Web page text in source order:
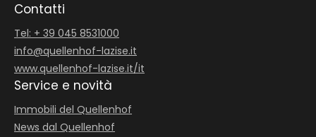
Contatti
Tel: + 39 045 8531000
info@quellenhof-lazise.it
www.quellenhof-lazise.it/it
Service e novità
Immobili del Quellenhof
News dal Quellenhof